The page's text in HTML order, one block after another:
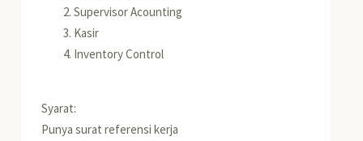
Supervisor Acounting
Kasir
Inventory Control
Syarat:
Punya surat referensi kerja